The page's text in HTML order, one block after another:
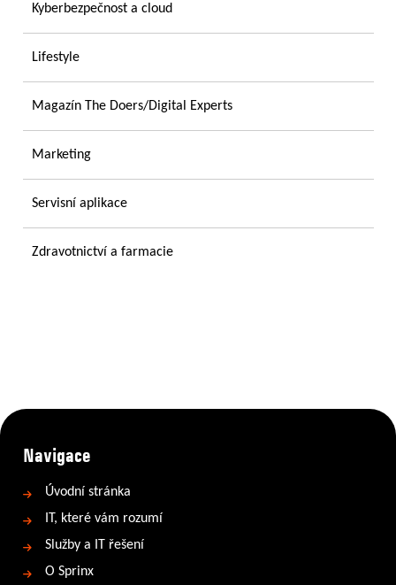
Kyberbezpečnost a cloud
Lifestyle
Magazín The Doers/Digital Experts
Marketing
Servisní aplikace
Zdravotnictví a farmacie
Navigace
Úvodní stránka
IT, které vám rozumí
Služby a IT řešení
O Sprinx